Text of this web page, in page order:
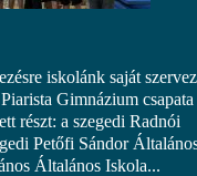
iskolánk saját
Gimnázium csapata
részt: a szegedi Radnói
Petőfi Sándor
Általános Iskola...